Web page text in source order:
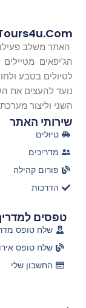
האתר משלב
הג'יפאים
לטיולים בטבע
נועד להעצים את
השני וליצור
שירותי האתר
טיולים
מדריכים
פורום קהילה
הדרכות
טפסים
שלח טופס
שלח טופס
החשבון שלי